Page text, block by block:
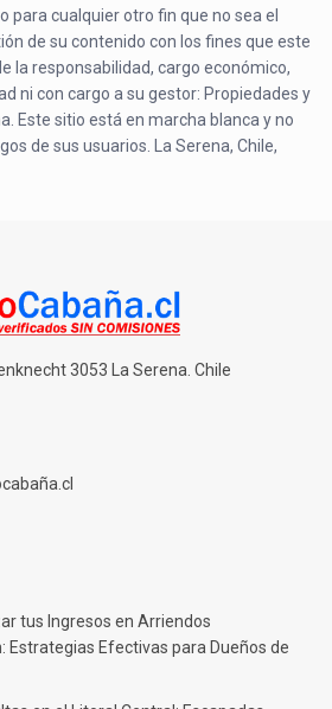
para cualquier otro fin que no sea el
de su contenido con los fines que este
la responsabilidad, cargo económico,
ni con cargo a su gestor: Propiedades y
Este sitio está en marcha blanca y no
de sus usuarios. La Serena, Chile,
3053 La Serena. Chile
tus Ingresos en Arriendos
Estrategias Efectivas para Dueños de